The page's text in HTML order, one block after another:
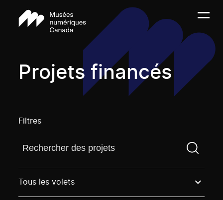
Projets financés
Filtres
Trouvez un projetVous devez saisir un terme de
Tous les volets